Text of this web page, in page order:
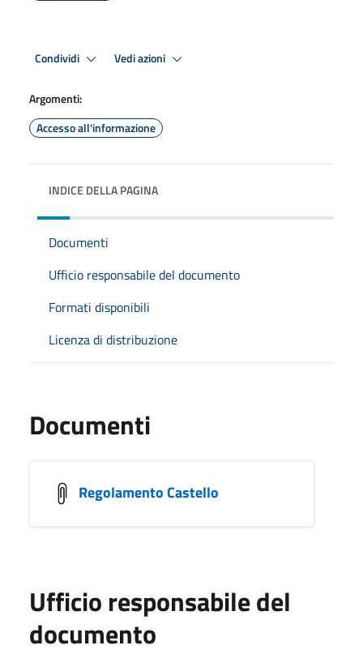
Condividi Vedi azioni
Argomenti:
Accesso all'informazione
INDICE DELLA PAGINA
Documenti
Ufficio responsabile del documento
Formati disponibili
Licenza di distribuzione
Documenti
Regolamento Castello
Ufficio responsabile del
documento